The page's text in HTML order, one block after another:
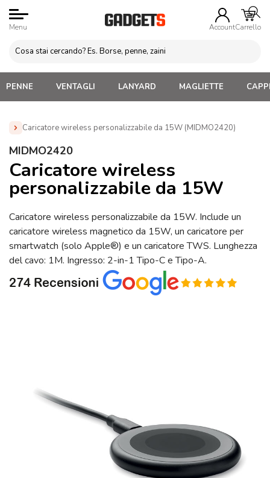
Menu AccountCarrello
PENNE VENTAGLI LANYARD MAGLIETTE
Caricatore wireless personalizzabile da 15W (MIDMO2420)
Home » Gadget Tecnologici Personalizzati
da 15W (MIDMO2420)
MIDMO2420
Caricatore wireless
personalizzabile da 15W
Caricatore wireless personalizzabile da 15W. Include un
caricatore wireless magnetico da 15W, un caricatore per
smartwatch (solo Apple®) e un caricatore TWS. Lunghezza
del cavo: 1M. Ingresso: 2-in-1 Tipo-C e Tipo-A.